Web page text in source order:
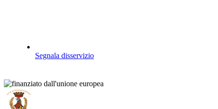
Segnala disservizio